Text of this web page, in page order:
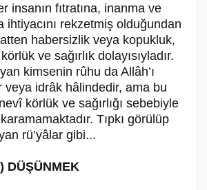
insanın fıtratına, inanma ve
ihtiyacını rekzetmiş olduğundan
habersizlik veya kopukluk,
ve sağırlık dolayısıyladır.
kimsenin rûhu da Allâh’ı
veya idrâk hâlindedir, ama bu
körlük ve sağırlığı sebebiyle
Tıpkı görülüp
rü’yâlar gibi...
DÜŞÜNMEK